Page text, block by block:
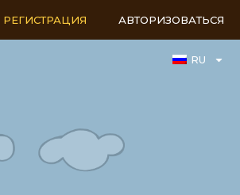
РЕГИСТРАЦИЯ АВТОРИЗОВАТЬСЯ
RU